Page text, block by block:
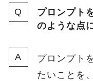
プロンプト
のような点
プロンプト
たいことを